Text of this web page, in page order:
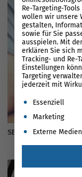
SEO-SEA Synergien
Re-Targeting-
wollen wir unsere
gestalten,
sowie für Sie
ausspielen. Mit
erklären Sie sich
Tracking- und Re-
Einstellungen
Targeting
jederzeit mit
Es folgt eine
Essenziell
Marketing
Externe Medien